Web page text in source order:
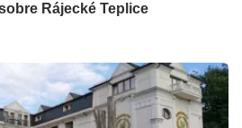
Rájecké Teplice